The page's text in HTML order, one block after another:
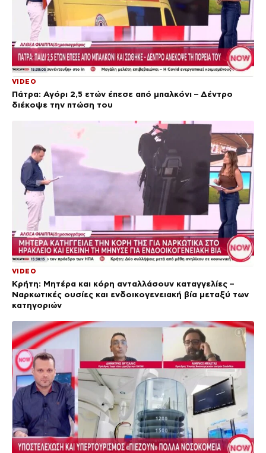
VIDEO
Πάτρα: Αγόρι 2,5 ετών έπεσε από μπαλκόνι – Δέντρο
διέκοψε την πτώση του
VIDEO
Κρήτη: Μητέρα και κόρη ανταλλάσουν καταγγελίες –
Ναρκωτικές ουσίες και ενδοικογενειακή βία μεταξύ των
κατηγοριών